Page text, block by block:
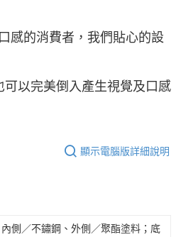
感的消費者，我們貼心的設
可以完美倒入產生視覺及口感
顯示電腦版詳細說明
側／不鏽鋼、外側／聚酯塗料；底